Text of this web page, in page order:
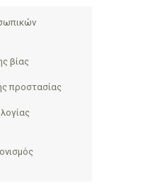
βίας
προστασίας